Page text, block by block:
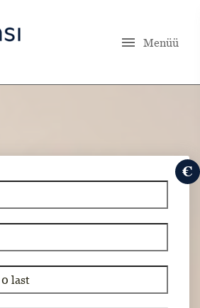
menu Menüü
€